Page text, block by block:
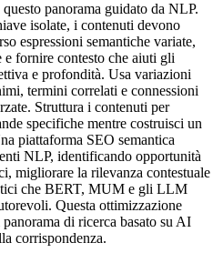
panorama guidato da NLP.
isolate, i contenuti devono
espressioni semantiche variate,
fornire contesto che aiuti gli
e profondità. Usa variazioni
termini correlati e connessioni
Struttura i contenuti per
specifiche mentre costruisci un
piattaforma SEO semantica
NLP, identificando opportunità
migliorare la rilevanza contestuale
che BERT, MUM e gli LLM
Questa ottimizzazione
di ricerca basato su AI
corrispondenza.